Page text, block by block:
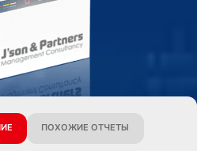
ПОХОЖИЕ ОТЧЕТЫ